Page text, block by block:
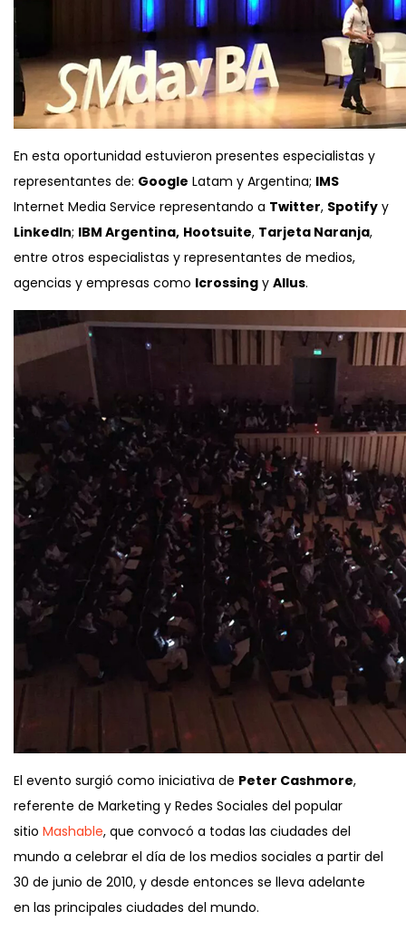
En esta oportunidad estuvieron presentes especialistas y
representantes de: Google Latam y Argentina; IMS
Internet Media Service representando a Twitter, Spotify y
LinkedIn; IBM Argentina, Hootsuite, Tarjeta Naranja,
entre otros especialistas y representantes de medios,
agencias y empresas como Icrossing y Allus.
El evento surgió como iniciativa de Peter Cashmore,
referente de Marketing y Redes Sociales del popular
sitio Mashable, que convocó a todas las ciudades del
mundo a celebrar el día de los medios sociales a partir del
30 de junio de 2010, y desde entonces se lleva adelante
en las principales ciudades del mundo.